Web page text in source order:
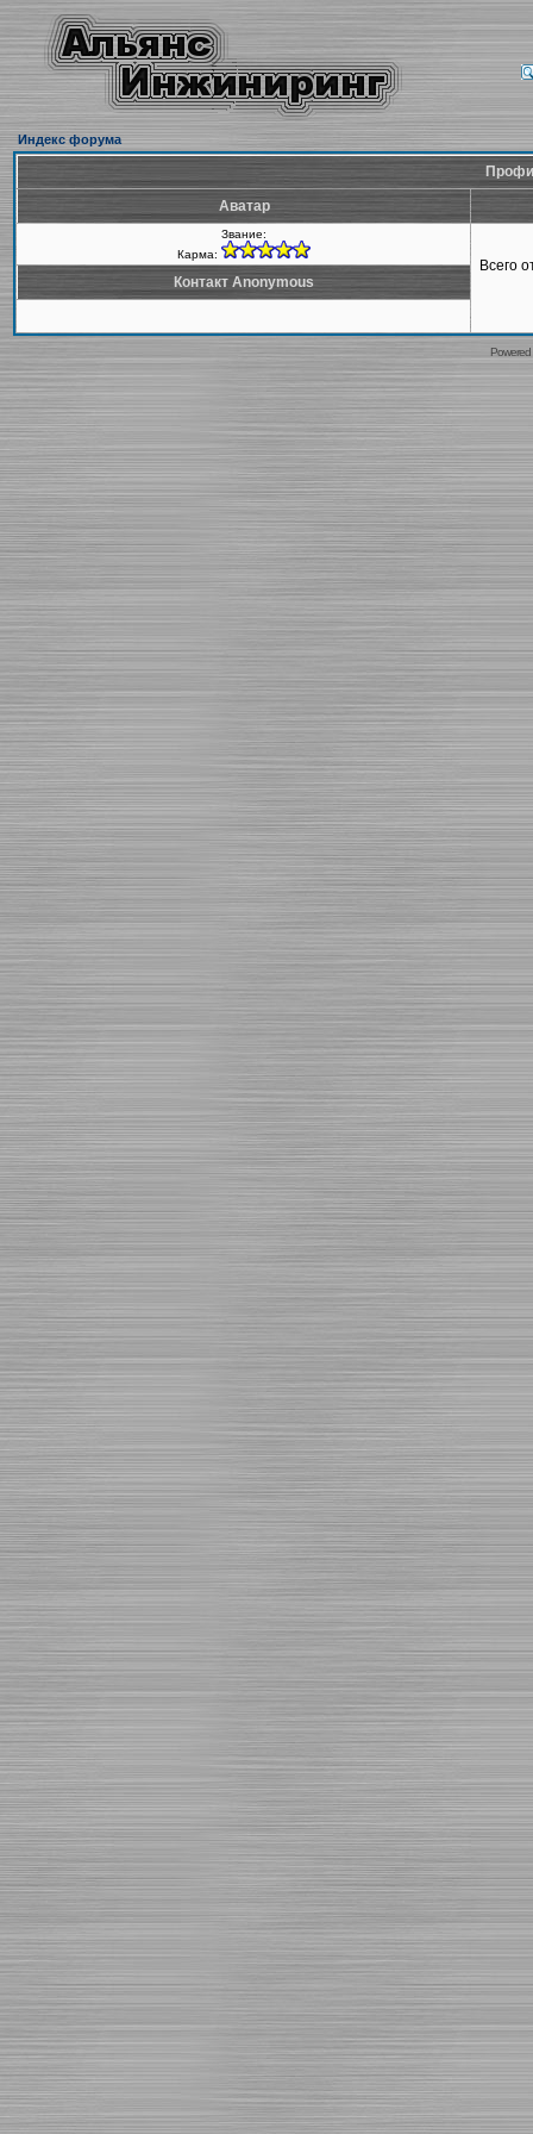
Индекс форума
Аватар
Звание:
Карма:
Всего
Контакт Anonymous